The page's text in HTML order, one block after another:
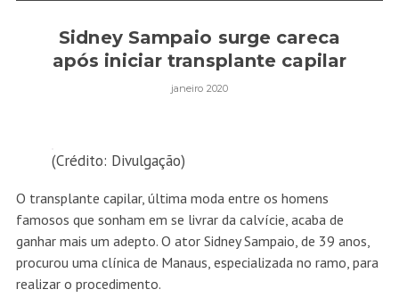
Sidney Sampaio surge careca
após iniciar transplante capilar
janeiro 2020
(Crédito: Divulgação)
O transplante capilar, última moda entre os homens
famosos que sonham em se livrar da calvície, acaba de
ganhar mais um adepto. O ator Sidney Sampaio, de 39 anos,
procurou uma clínica de Manaus, especializada no ramo, para
realizar o procedimento.